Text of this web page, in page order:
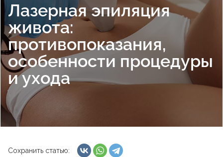
Лазерная эпиляция
живота:
противопоказания,
особенности процедуры
и ухода
Сохранить статью: